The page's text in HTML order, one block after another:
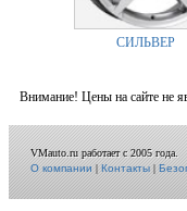
СИЛЬВЕР
Внимание! Цены на сайте не
VMauto.ru работает с 2005 года.
О компании|Контакты|